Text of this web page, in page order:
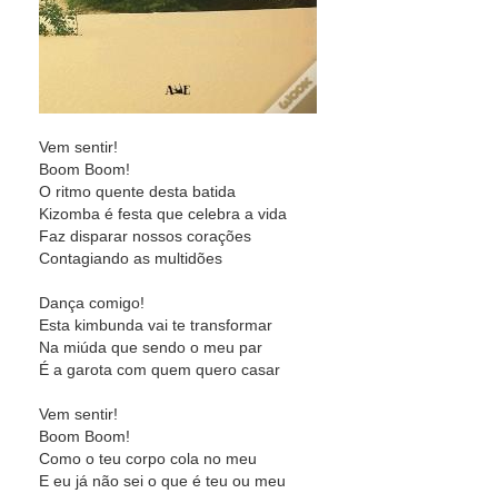
Vem sentir!
Boom Boom!
O ritmo quente desta batida
Kizomba é festa que celebra a vida
Faz disparar nossos corações
Contagiando as multidões
Dança comigo!
Esta kimbunda vai te transformar
Na miúda que sendo o meu par
É a garota com quem quero casar
Vem sentir!
Boom Boom!
Como o teu corpo cola no meu
E eu já não sei o que é teu ou meu